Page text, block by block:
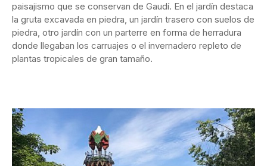
paisajismo que se conservan de Gaudí. En el jardín destaca
la gruta excavada en piedra, un jardín trasero con suelos de
piedra, otro jardín con un parterre en forma de herradura
donde llegaban los carruajes o el invernadero repleto de
plantas tropicales de gran tamaño.